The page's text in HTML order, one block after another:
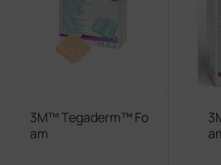
3M™ Tegaderm™ Fo
am